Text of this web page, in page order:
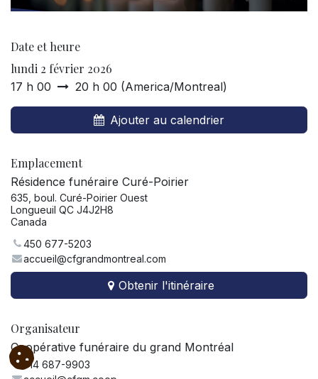
Date et heure
lundi 2 février 2026
17 h 00 20 h 00 (America/Montreal)
Ajouter au calendrier
Emplacement
Résidence funéraire Curé-Poirier
635, boul. Curé-Poirier Ouest
Longueuil QC J4J2H8
Canada
450 677-5203
accueil@cfgrandmontreal.com
Obtenir l'itinéraire
Organisateur
Coopérative funéraire du grand Montréal
514 687-9903